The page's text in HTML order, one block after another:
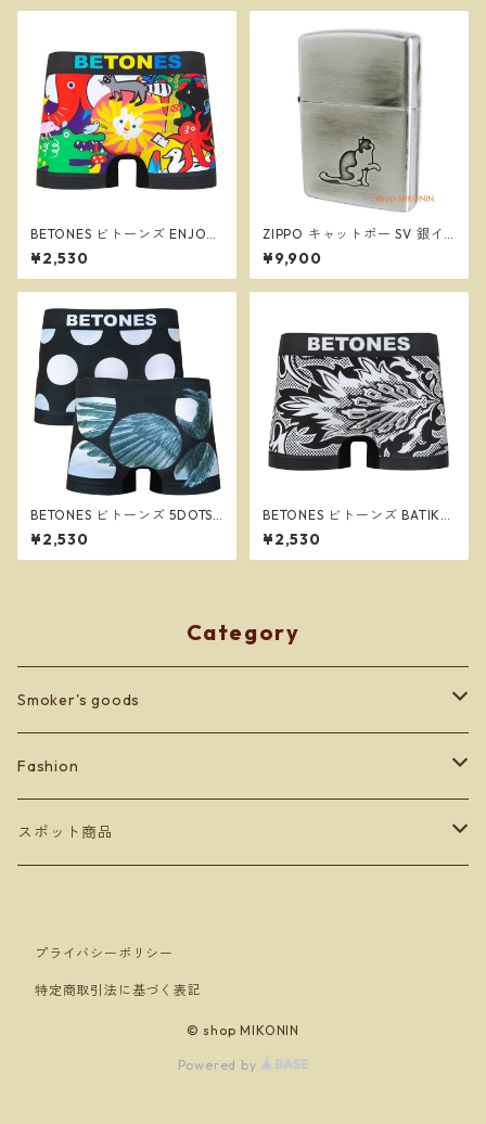
BETONES ビトーンズ ENJOY2
BLACK メンズ フリーサイズ
ボクサーパンツ ※ネコポスで
送料無料※
¥2,530
ZIPPO キャットポー SV 銀イ
ブシ 猫 肉球 両面デザイン ジ
ッポー オイルライター 8004
2
¥9,900
BETONES ビトーンズ 5DOTS3
BLUE メンズ フリーサイズ ボ
クサーパンツ ※ネコポスで送
料無料※
¥2,530
BETONES ビトーンズ BATIK2
BLACK メンズ フリーサイズ
ボクサーパンツ ※ネコポスで
送料無料※
¥2,530
Category
Smoker's goods
zippo
lighter
Fashion
BETONES
Ladey's
Orobianco
スポット商品
プライバシーポリシー
特定商取引法に基づく表記
© shop MIKONIN
Powered by